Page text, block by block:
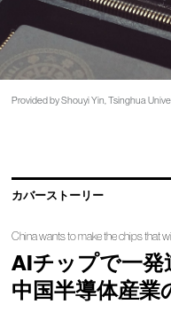
Provided by Shouyi Yin, Tsinghua
カバーストーリー
China wants to make the chips that
AIチップで一発
中国半導体産業